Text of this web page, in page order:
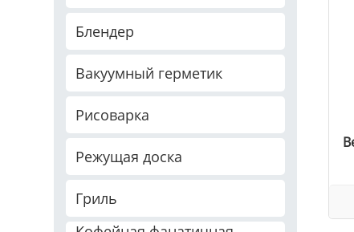
Блендер
Вакуумный герметик
Рисоварка
Режущая доска
Гриль